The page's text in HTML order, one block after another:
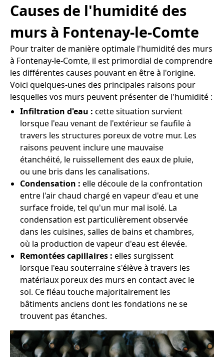
Causes de l'humidité des
murs à Fontenay-le-Comte
Pour traiter de manière optimale l'humidité des murs
à Fontenay-le-Comte, il est primordial de comprendre
les différentes causes pouvant en être à l'origine.
Voici quelques-unes des principales raisons pour
lesquelles vos murs peuvent présenter de l'humidité :
Infiltration d'eau : cette situation survient
lorsque l'eau venant de l'extérieur se faufile à
travers les structures poreux de votre mur. Les
raisons peuvent inclure une mauvaise
étanchéité, le ruissellement des eaux de pluie,
ou une bris dans les canalisations.
Condensation : elle découle de la confrontation
entre l'air chaud chargé en vapeur d'eau et une
surface froide, tel qu'un mur mal isolé. La
condensation est particulièrement observée
dans les cuisines, salles de bains et chambres,
où la production de vapeur d'eau est élevée.
Remontées capillaires : elles surgissent
lorsque l'eau souterraine s'élève à travers les
matériaux poreux des murs en contact avec le
sol. Ce fléau touche majoritairement les
bâtiments anciens dont les fondations ne se
trouvent pas étanches.